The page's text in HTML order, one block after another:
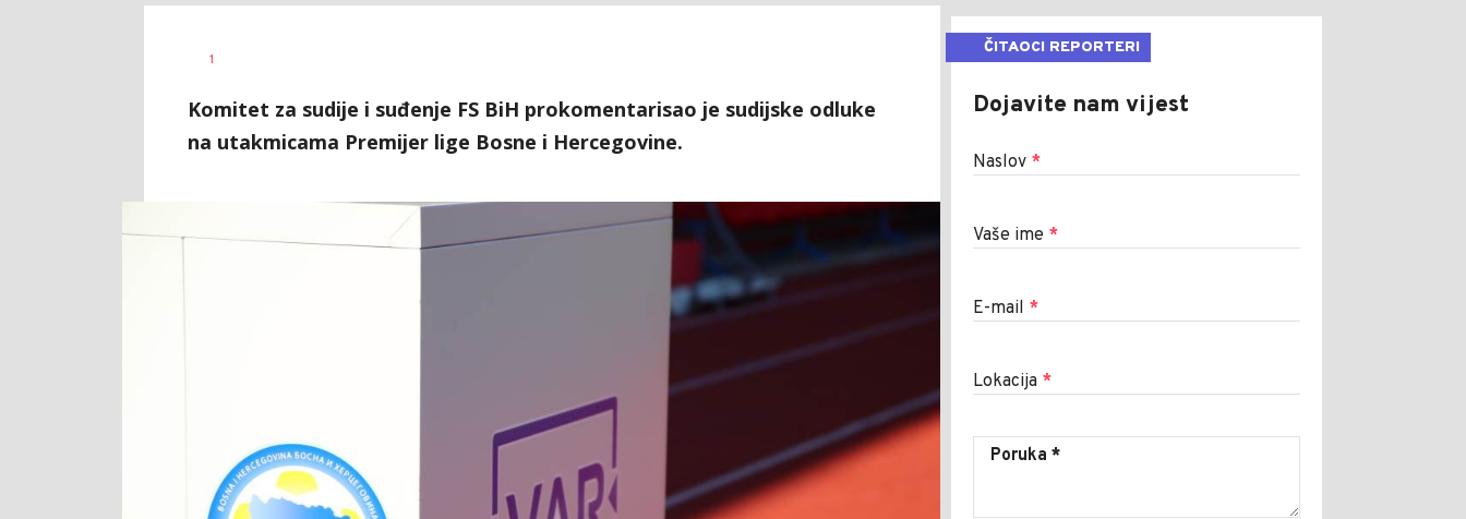
AUTOR
1
Komitet za sudije i suđenje FS BiH prokomentarisao je sudijske odluke
na utakmicama Premijer lige Bosne i Hercegovine.
ČITAOCI REPORTERI
Dojavite nam vijest
Naslov *
Vaše ime *
E-mail *
Lokacija *